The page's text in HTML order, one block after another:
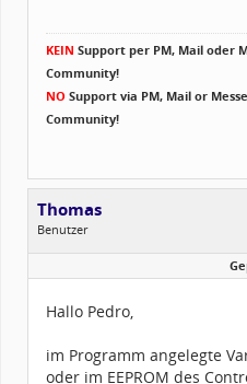
KEIN Support per PM, Mail oder
Community!
NO Support via PM, Mail or
Community!
Thomas
Benutzer
Geschlecht:
Alter:
63
Dabei seit:
04 / 2003
Hallo Pedro,
im Programm angelegte
oder im EEPROM des